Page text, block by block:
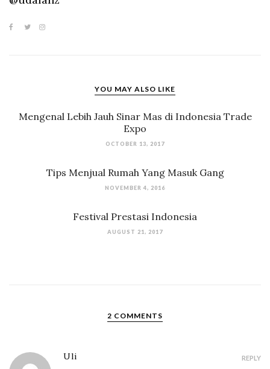
YOU MAY ALSO LIKE
Mengenal Lebih Jauh Sinar Mas di Indonesia Trade
Expo
OCTOBER 13, 2017
Tips Menjual Rumah Yang Masuk Gang
NOVEMBER 4, 2016
Festival Prestasi Indonesia
AUGUST 21, 2017
2 COMMENTS
Uli REPLY